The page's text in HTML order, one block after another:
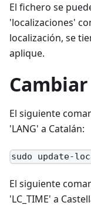
El fichero se
'localizaciones'
localización, se
aplique.
El siguiente
'LANG' a Catalán:
sudo update-
El siguiente
'LC_TIME' a